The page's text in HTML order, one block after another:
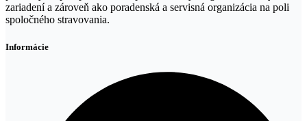
zariadení a zároveň ako poradenská a servisná organizácia na poli
spoločného stravovania.
Informácie